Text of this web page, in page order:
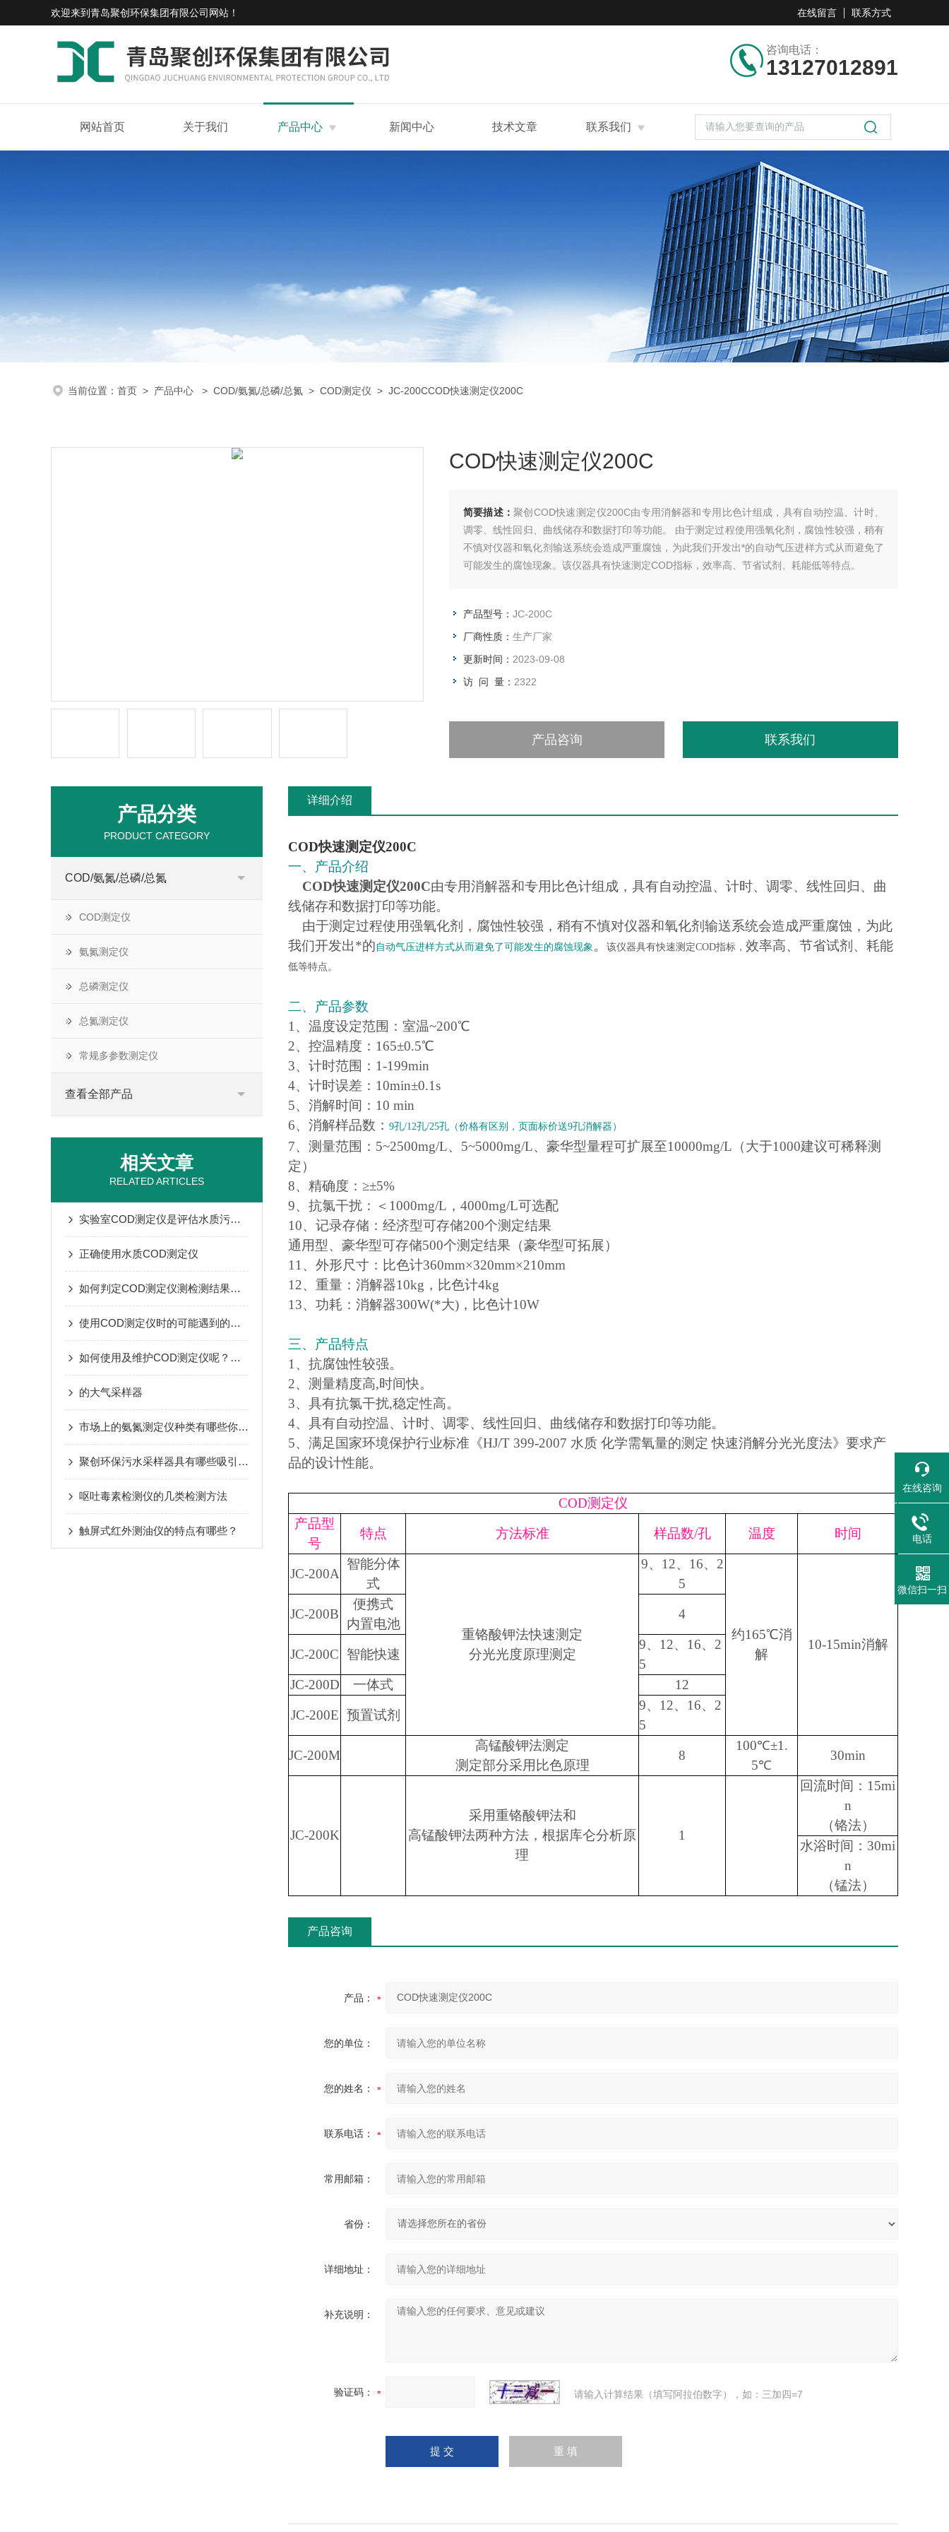
欢迎来到青岛聚创环保集团有限公司网站 ！ 在线留言 联系方式
咨询电话：
13127012891
网站首页 关于我们 产品中心 新闻中心 技术文章 联系我们
当前位置： 首页 > 产品中心 > COD/氨氮/总磷/总氮 > COD测定仪 > JC-200CCOD快速测定仪200C
COD快速测定仪200C
简要描述： 聚创COD快速测定仪200C由专用消解器和专用比色计组成，具有自动控温、计时、
调零、线性回归、曲线储存和数据打印等功能。 由于测定过程使用强氧化剂，腐蚀性较强，稍有
不慎对仪器和氧化剂输送系统会造成严重腐蚀，为此我们开发出*的自动气压进样方式从而避免了
可能发生的腐蚀现象。该仪器具有快速测定COD指标，效率高、节省试剂、耗能低等特点。
产品型号： JC-200C
厂商性质： 生产厂家
更新时间： 2023-09-08
访 问 量： 2322
产品咨询 联系我们
产品分类
PRODUCT CATEGORY
COD/氨氮/总磷/总氮
COD测定仪
氨氮测定仪
总磷测定仪
总氮测定仪
常规多参数测定仪
查看全部产品
相关文章
RELATED ARTICLES
实验室COD测定仪是评估水质污染程度的重要工具
正确使用水质COD测定仪
如何判定COD测定仪测检测结果的准确性呢
使用COD测定仪时的可能遇到的问题及解决方法
如何使用及维护COD测定仪呢？看看本篇吧
的大气采样器
市场上的氨氮测定仪种类有哪些你知道么
聚创环保污水采样器具有哪些吸引人的特点
呕吐毒素检测仪的几类检测方法
触屏式红外测油仪的特点有哪些？
详细介绍
COD快速测定仪200C
一、产品介绍
COD快速测定仪200C由专用消解器和专用比色计组成，具有自动控温、计时、调零、线性回归、曲
线储存和数据打印等功能。
由于测定过程使用强氧化剂，腐蚀性较强，稍有不慎对仪器和氧化剂输送系统会造成严重腐蚀，为此
我们开发出*的 自动气压进样方式从而避免了可能发生的腐蚀现象 。 该仪器具有快速测定COD指标 ， 效率高、节省试剂、耗能
低等特点。
二、产品参数
1、温度设定范围：室温~200℃
2、控温精度：165±0.5℃
3、计时范围：1-199min
4、计时误差：10min±0.1s
5、消解时间：10 min
6、消解样品数： 9孔/12孔/25孔（价格有区别，页面标价送9孔消解器）
7、测量范围：5~2500mg/L、5~5000mg/L、豪华型量程可扩展至10000mg/L（大于1000建议可稀释测
定）
8、精确度：≥±5%
9、抗氯干扰：＜1000mg/L，4000mg/L可选配
10、记录存储：经济型可存储200个测定结果
通用型、豪华型可存储500个测定结果（豪华型可拓展）
11、外形尺寸：比色计360mm×320mm×210mm
12、重量：消解器10kg，比色计4kg
13、功耗：消解器300W(*大)，比色计10W
三、产品特点
1、抗腐蚀性较强。
2、测量精度高,时间快。
3、具有抗氯干扰,稳定性高。
4、具有自动控温、计时、调零、线性回归、曲线储存和数据打印等功能。
5、满足国家环境保护行业标准《HJ/T 399-2007 水质 化学需氧量的测定 快速消解分光光度法》要求产
品的设计性能。
COD测定仪
产品型
号
特点 方法标准 样品数/孔 温度 时间
JC-200A
智能分体
式
重铬酸钾法快速测定
分光光度原理测定
9、12、16、2
5
约165℃消
解
10-15min消解
JC-200B
便携式
内置电池
4
JC-200C 智能快速
9、12、16、2
5
JC-200D
一体式 12
JC-200E 预置试剂
9、12、16、2
5
JC-200M
高锰酸钾法测定
测定部分采用比色原理
8
100℃±1.
5℃
30min
JC-200K
采用重铬酸钾法和
高锰酸钾法两种方法，根据库仑分析原
理
1
回流时间：15mi
n
（铬法）
水浴时间：30mi
n
（锰法）
产品咨询
产品：
您的单位：
您的姓名：
联系电话：
常用邮箱：
省份：
详细地址：
补充说明：
验证码： 请输入计算结果（填写阿拉伯数字），如：三加四=7
在线咨询
电话
微信扫一扫